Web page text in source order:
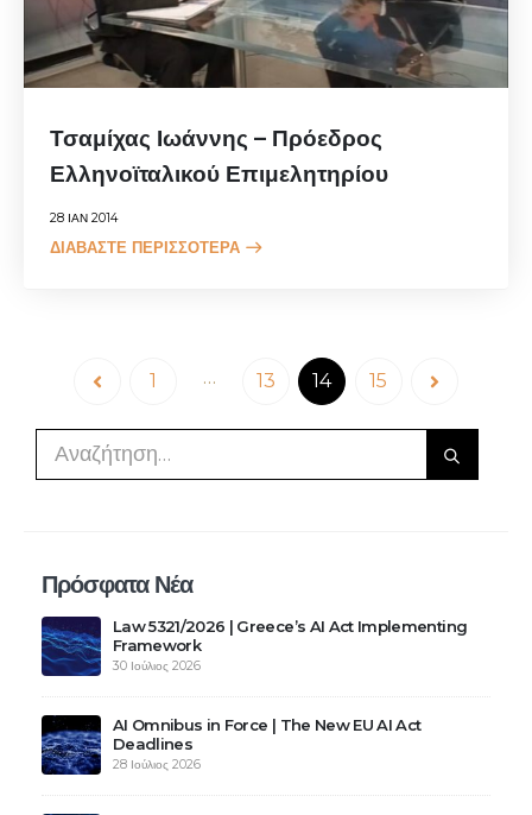
Τσαμίχας Ιωάννης – Πρόεδρος
Ελληνοϊταλικού Επιμελητηρίου
28 ΙΑΝ 2014
ΔΙΑΒΆΣΤΕ ΠΕΡΙΣΣΌΤΕΡΑ
1 … 13 14 15
Πρόσφατα Νέα
Law 5321/2026 | Greece’s AI Act Implementing
Framework
30 Ιούλιος 2026
AI Omnibus in Force | The New EU AI Act
Deadlines
28 Ιούλιος 2026